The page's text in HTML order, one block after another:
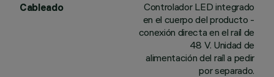
Cableado
Controlador LED integrado
en el cuerpo del producto -
conexión directa en el raíl de
48 V. Unidad de
alimentación del raíl a pedir
por separado.